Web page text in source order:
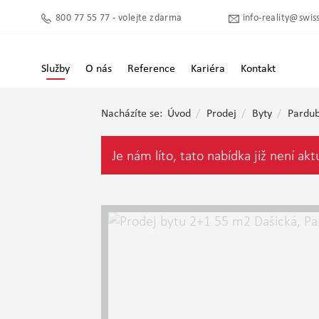
800 77 55 77 - volejte zdarma info-
Služby O nás Reference Kariéra Kontakt
Nacházíte se: Úvod Prodej Byty
Je nám líto, tato nabídka již není